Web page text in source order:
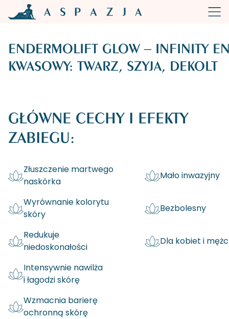
ENDERMOLIFT GLOW – INFINITY
KWASOWY: TWARZ, SZYJA, DEKOLT
GŁÓWNE CECHY I EFEKTY
ZABIEGU:
Złuszczenie martwego
naskórka
Wyrównanie kolorytu
skóry
Redukuje
niedoskonałości
Intensywnie nawilża
i łagodzi skórę
Wzmacnia barierę
ochronną skórę
Mało inwazyjny
Bezbolesny
Dla kobiet i